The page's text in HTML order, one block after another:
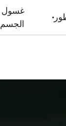
غسول
الجسم